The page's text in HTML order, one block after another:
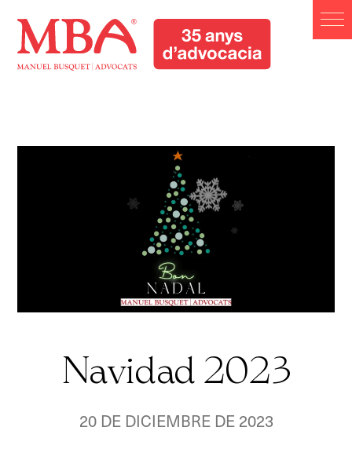
Manuel Busquet Advocats Manresa. Serveis Jurídics
Navidad 2023
20 DE DICIEMBRE DE 2023